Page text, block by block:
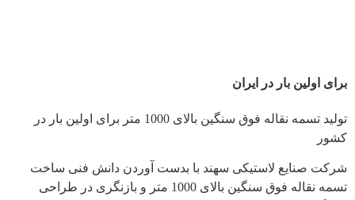
برای اولین بار در ایران
تولید تسمه نقاله فوق سنگین بالای 1000 متر برای اولین بار در
کشور
شرکت صنایع لاستیکی سهند با بدست آوردن دانش فنی ساخت
تسمه نقاله فوق سنگین بالای 1000 متر و بازنگری در طراحی